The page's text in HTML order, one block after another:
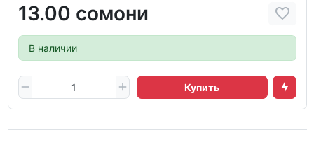
13.00 сомони
В наличии
Купить